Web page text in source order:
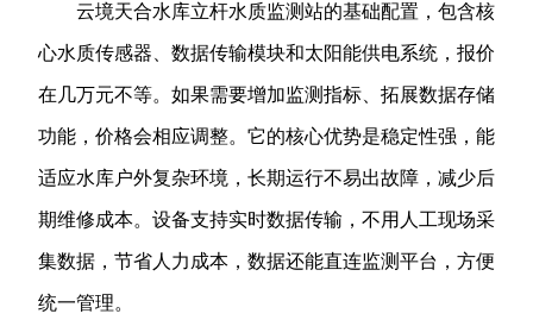
云境天合水库立杆水质监测站的基础配置，包含核
心水质传感器、数据传输模块和太阳能供电系统，报价
在几万元不等。如果需要增加监测指标、拓展数据存储
功能，价格会相应调整。它的核心优势是稳定性强，能
适应水库户外复杂环境，长期运行不易出故障，减少后
期维修成本。设备支持实时数据传输，不用人工现场采
集数据，节省人力成本，数据还能直连监测平台，方便
统一管理。